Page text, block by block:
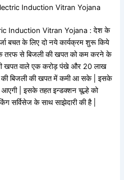
Induction Vitran Yojana
Induction Vitran Yojana : देश के
बचत के लिए दो नये कार्यक्रम शुरू किये
तरफ से बिजली की खपत को कम करने के
खपत वाले एक करोड़ पंखे और 20 लाख
की बिजली की खपत में कमी आ सके | इसके
आएगी | इसके तहत इन्डक्शन चूल्हे को
सर्विसेज के साथ साझेदारी की है |